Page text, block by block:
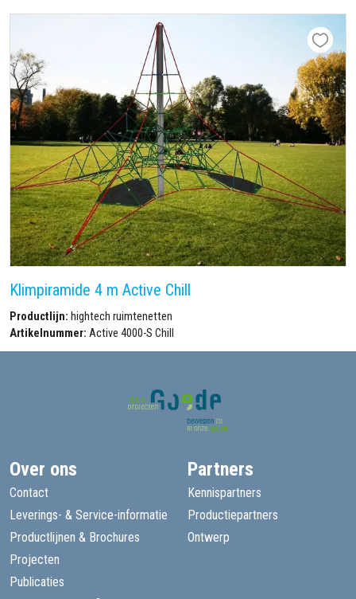
Klimpiramide 4 m Active Chill
Productlijn: hightech ruimtenetten
Artikelnummer: Active 4000-S Chill
Over ons
Contact
Leverings- & Service-informatie
Productlijnen & Brochures
Projecten
Publicaties
Partners
Kennispartners
Productiepartners
Ontwerp